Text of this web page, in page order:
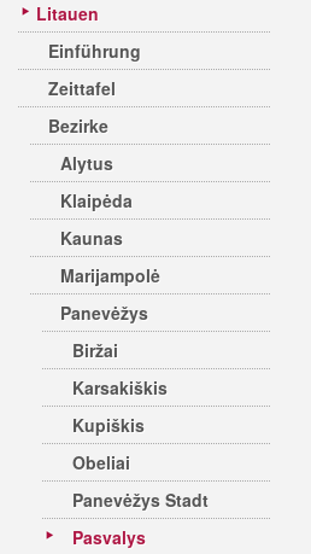
Litauen
Einführung
Zeittafel
Bezirke
Alytus
Klaipėda
Kaunas
Marijampolė
Panevėžys
Biržai
Karsakiškis
Kupiškis
Obeliai
Panevėžys Stadt
Pasvalys